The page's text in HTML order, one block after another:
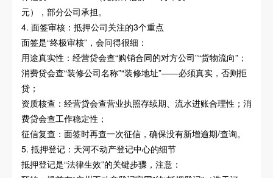
元），部分公司承担。
4. 面签审核：抵押公司关注的3个重点
面签是“终极审核”，会问得很细：
用途真实性：经营贷会查“购销合同的对方公司”“货物流向”；
消费贷会查“装修公司名称”“装修地址”——必须真实，否则拒
贷；
资质核查：经营贷会查营业执照存续期、流水进账合理性；消
费贷会查工作稳定性；
征信复查：面签时再查一次征信，确保没有新增逾期/查询。
5. 抵押登记：天河不动产登记中心的细节
抵押登记是“法律生效”的关键步骤，注意：